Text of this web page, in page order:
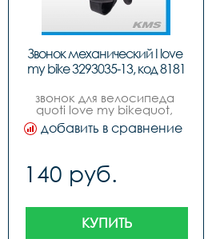
Звонок механический I love
my bike 3293035-13, код 8181
звонок для велосипеда
quoti love my bikequot,
металлический, 6 цветов.
добавить в сравнение
140 руб.
КУПИТЬ